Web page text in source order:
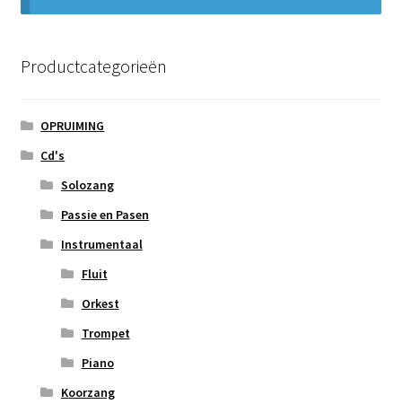
Retour
Productcategorieën
OPRUIMING
Cd's
Solozang
Passie en Pasen
Instrumentaal
Fluit
Orkest
Trompet
Piano
Koorzang